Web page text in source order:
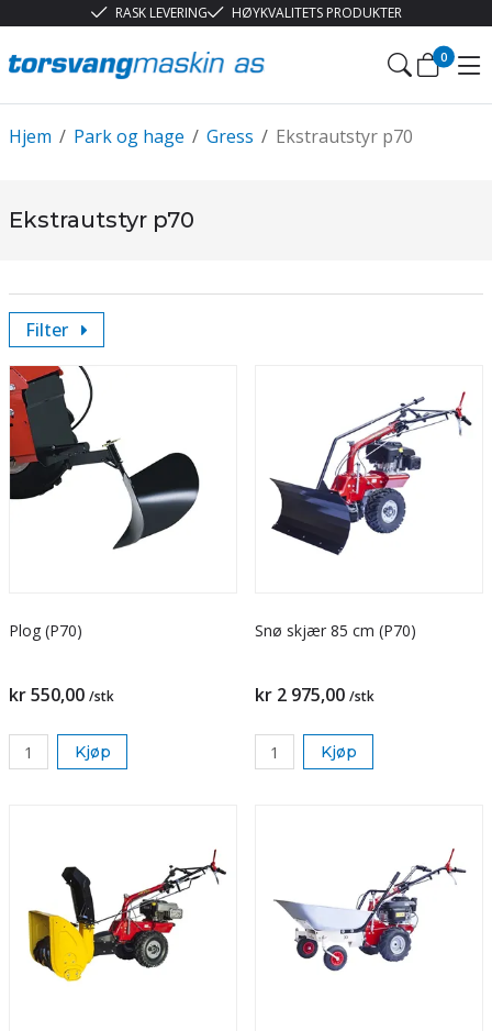
RASK LEVERING HØYKVALITETS PRODUKTER
0
/
Hjem /
Park og hage /
Gress Ekstrautstyr p70
Ekstrautstyr p70
Filter
Plog (P70)
kr 550,00 /stk
Kjøp
Snø skjær 85 cm (P70)
kr 2 975,00 /stk
Kjøp